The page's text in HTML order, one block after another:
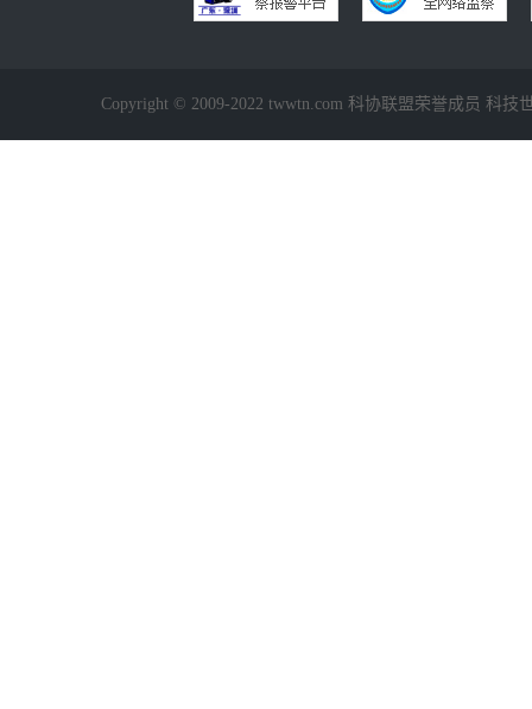
Copyright © 2009-2022 twwtn.com 科协联盟荣誉成员 科